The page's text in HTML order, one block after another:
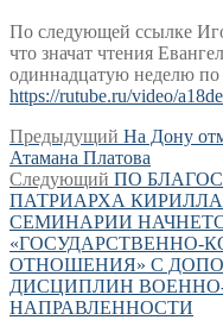
По следующей ссылке
что значат чтения
одиннадцатую неделю по
https://rutube.ru/video/
Навигация
по
записям
Предыдущий
запись:
На Дону
Атамана Платова
Следующий Следующая
запись:
ПО
ПАТРИАРХА
СЕМИНАРИИ
«ГОСУДАРСТВЕННО-
ОТНОШЕНИЯ» С
ДИСЦИПЛИН
НАПРАВЛЕННОСТИ